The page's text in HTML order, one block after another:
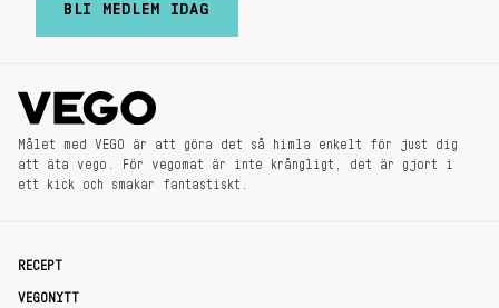
BLI MEDLEM IDAG
Målet med VEGO är att göra det så himla enkelt för just dig
att äta vego. För vegomat är inte krångligt, det är gjort i
ett kick och smakar fantastiskt.
RECEPT
VEGONYTT